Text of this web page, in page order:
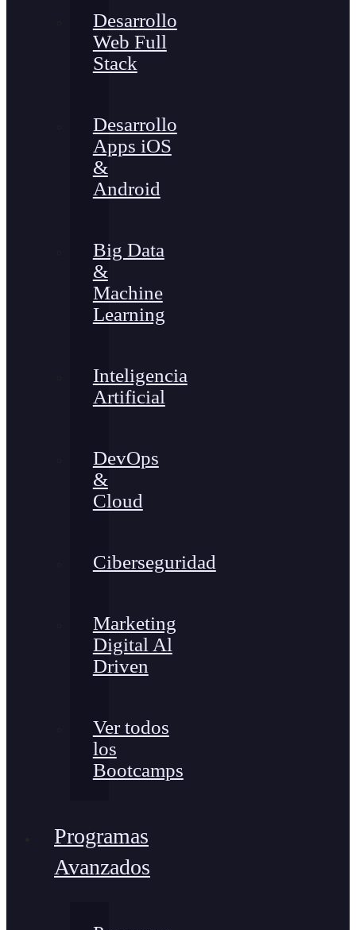
Desarrollo
Web Full
Stack
Desarrollo
Apps iOS
&
Android
Big Data
&
Machine
Learning
Inteligencia
Artificial
DevOps
&
Cloud
Ciberseguridad
Marketing
Digital Al
Driven
Ver todos
los
Bootcamps
Programas
Avanzados